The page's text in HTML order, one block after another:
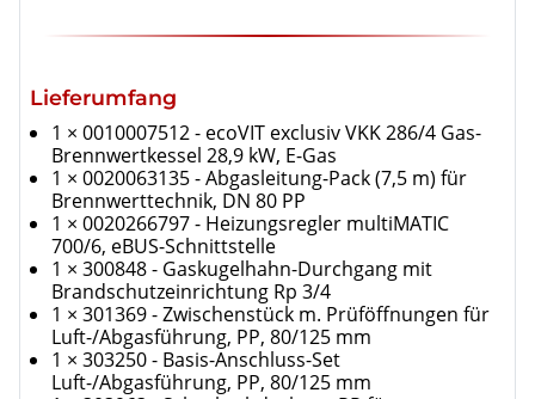
Lieferumfang
1 × 0010007512 - ecoVIT exclusiv VKK 286/4 Gas-
Brennwertkessel 28,9 kW, E-Gas
1 × 0020063135 - Abgasleitung-Pack (7,5 m) für
Brennwerttechnik, DN 80 PP
1 × 0020266797 - Heizungsregler multiMATIC
700/6, eBUS-Schnittstelle
1 × 300848 - Gaskugelhahn-Durchgang mit
Brandschutzeinrichtung Rp 3/4
1 × 301369 - Zwischenstück m. Prüföffnungen für
Luft-/Abgasführung, PP, 80/125 mm
1 × 303250 - Basis-Anschluss-Set
Luft-/Abgasführung, PP, 80/125 mm